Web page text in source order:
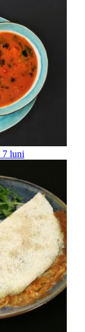
7 luni